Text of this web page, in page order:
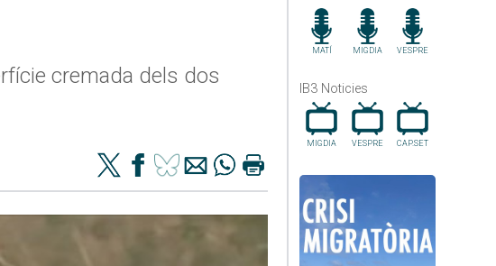
MATÍ MIGDIA VESPRE
IB3 Noticies
MIGDIA VESPRE CAP.SET
cremada dels dos